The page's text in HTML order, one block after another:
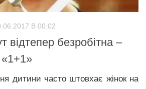
В 00:02
відтепер безробітна –
«1+1»
дитини часто штовхає жінок на